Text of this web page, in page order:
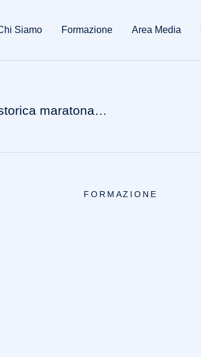
Siamo Formazione Area Media
maratona…
FORMAZIONE